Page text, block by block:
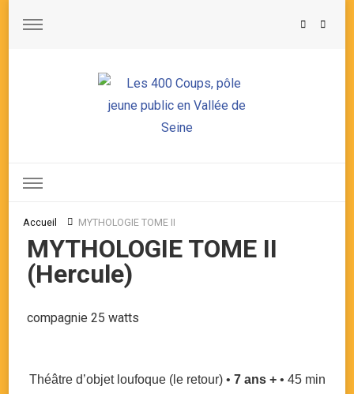
Accueil MYTHOLOGIE TOME II
MYTHOLOGIE TOME II
(Hercule)
compagnie 25 watts
Théâtre d’objet loufoque (le retour) • 7 ans +• 45 min